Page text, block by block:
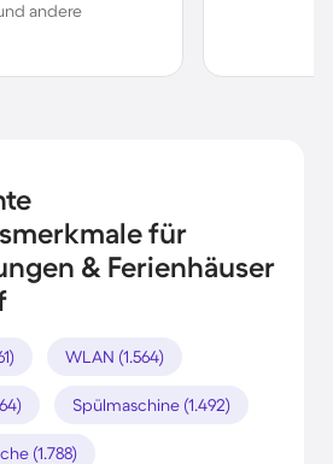
andere
für
& Ferienhäuser
WLAN (1.564)
Spülmaschine (1.492)
(1.788)